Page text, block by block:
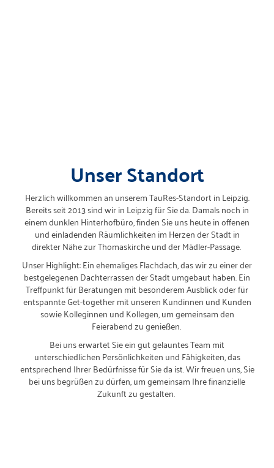
Unser Standort
Herzlich willkommen an unserem TauRes-Standort in Leipzig.
Bereits seit 2013 sind wir in Leipzig für Sie da. Damals noch in
einem dunklen Hinterhofbüro, finden Sie uns heute in offenen
und einladenden Räumlichkeiten im Herzen der Stadt in
direkter Nähe zur Thomaskirche und der Mädler-Passage.
Unser Highlight: Ein ehemaliges Flachdach, das wir zu einer der
bestgelegenen Dachterrassen der Stadt umgebaut haben. Ein
Treffpunkt für Beratungen mit besonderem Ausblick oder für
entspannte Get-together mit unseren Kundinnen und Kunden
sowie Kolleginnen und Kollegen, um gemeinsam den
Feierabend zu genießen.
Bei uns erwartet Sie ein gut gelauntes Team mit
unterschiedlichen Persönlichkeiten und Fähigkeiten, das
entsprechend Ihrer Bedürfnisse für Sie da ist. Wir freuen uns, Sie
bei uns begrüßen zu dürfen, um gemeinsam Ihre finanzielle
Zukunft zu gestalten.